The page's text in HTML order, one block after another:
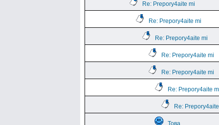
Re: Prepory4aite mi
Re: Prepory4aite mi
Re: Prepory4aite mi
Re: Prepory4aite mi
Re: Prepory4aite mi
Re: Prepory4aite
Re:
Това